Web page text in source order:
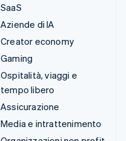
SaaS
Aziende di IA
Creator economy
Gaming
Ospitalità, viaggi e
tempo libero
Assicurazione
Media e intrattenimento